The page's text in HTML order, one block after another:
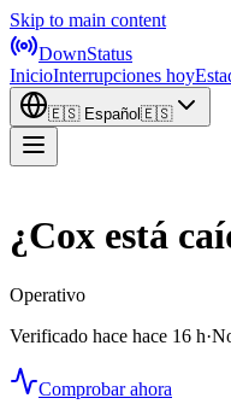
Skip to main content
DownStatus
InicioInterrupciones hoy
🇪🇸 Español 🇪🇸
¿Cox está
Operativo
Verificado hace hace 16 h·
Comprobar ahora